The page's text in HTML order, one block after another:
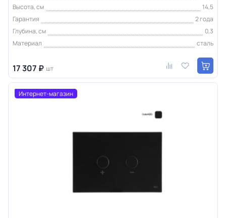
Высота, см
14,5
Гарантия
2 года
Глубина, см
0,3
Материал
сталь
17 307 ₽ шт
Интернет-магазин